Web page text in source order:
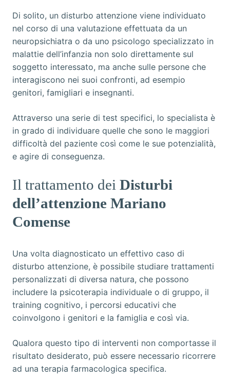
Di solito, un disturbo attenzione viene individuato
nel corso di una valutazione effettuata da un
neuropsichiatra o da uno psicologo specializzato in
malattie dell’infanzia non solo direttamente sul
soggetto interessato, ma anche sulle persone che
interagiscono nei suoi confronti, ad esempio
genitori, famigliari e insegnanti.
Attraverso una serie di test specifici, lo specialista è
in grado di individuare quelle che sono le maggiori
difficoltà del paziente così come le sue potenzialità,
e agire di conseguenza.
Il trattamento dei Disturbi
dell’attenzione Mariano
Comense
Una volta diagnosticato un effettivo caso di
disturbo attenzione, è possibile studiare trattamenti
personalizzati di diversa natura, che possono
includere la psicoterapia individuale o di gruppo, il
training cognitivo, i percorsi educativi che
coinvolgono i genitori e la famiglia e così via.
Qualora questo tipo di interventi non comportasse il
risultato desiderato, può essere necessario ricorrere
ad una terapia farmacologica specifica.